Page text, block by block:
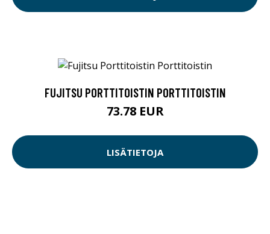
FUJITSU PORTTITOISTIN PORTTITOISTIN
73.78 EUR
LISÄTIETOJA